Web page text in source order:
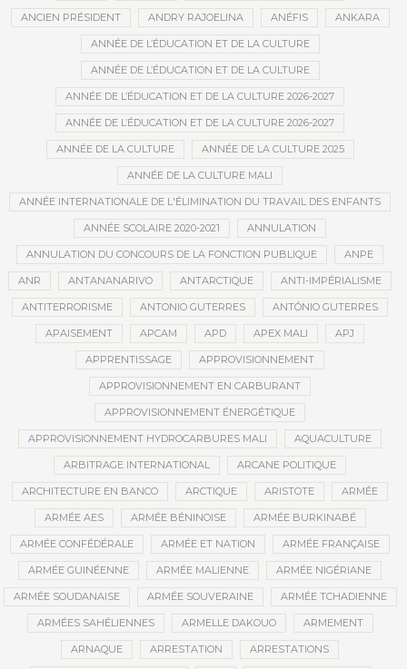
ANCIEN PRÉSIDENT ANDRY RAJOELINA ANÉFIS ANKARA
ANNÉE DE L’ÉDUCATION ET DE LA CULTURE
ANNÉE DE L’ÉDUCATION ET DE LA CULTURE
ANNÉE DE L’ÉDUCATION ET DE LA CULTURE 2026-2027
ANNÉE DE L’ÉDUCATION ET DE LA CULTURE 2026-2027
ANNÉE DE LA CULTURE ANNÉE DE LA CULTURE 2025
ANNÉE DE LA CULTURE MALI
ANNÉE INTERNATIONALE DE L'ÉLIMINATION DU TRAVAIL DES ENFANTS
ANNÉE SCOLAIRE 2020-2021 ANNULATION
ANNULATION DU CONCOURS DE LA FONCTION PUBLIQUE ANPE
ANR ANTANANARIVO ANTARCTIQUE ANTI-IMPÉRIALISME
ANTITERRORISME ANTONIO GUTERRES ANTÓNIO GUTERRES
APAISEMENT APCAM APD APEX MALI APJ
APPRENTISSAGE APPROVISIONNEMENT
APPROVISIONNEMENT EN CARBURANT
APPROVISIONNEMENT ÉNERGÉTIQUE
APPROVISIONNEMENT HYDROCARBURES MALI AQUACULTURE
ARBITRAGE INTERNATIONAL ARCANE POLITIQUE
ARCHITECTURE EN BANCO ARCTIQUE ARISTOTE ARMÉE
ARMÉE AES ARMÉE BÉNINOISE ARMÉE BURKINABÉ
ARMÉE CONFÉDÉRALE ARMÉE ET NATION ARMÉE FRANÇAISE
ARMÉE GUINÉENNE ARMÉE MALIENNE ARMÉE NIGÉRIANE
ARMÉE SOUDANAISE ARMÉE SOUVERAINE ARMÉE TCHADIENNE
ARMÉES SAHÉLIENNES ARMELLE DAKOUO ARMEMENT
ARNAQUE ARRESTATION ARRESTATIONS